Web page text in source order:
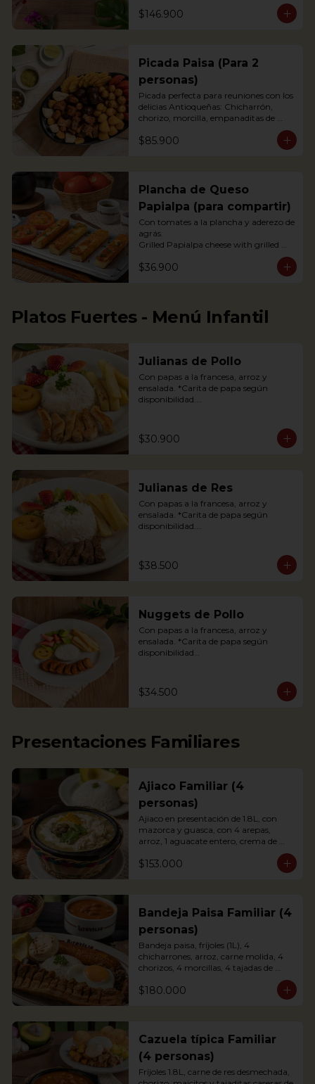
plancha, trocitos de carne de cerdo a la
plancha, trocitos de carne de res a la
$146.900
Picada Paisa (Para 2
personas)
Picada perfecta para reuniones con los
delicias Antioqueñas: Chicharrón,
chorizo, morcilla, empanaditas de
acompañada de arepas, limón y
$85.900
Plancha de Queso
Papialpa (para compartir)
Con tomates a la plancha y aderezo de
agrás.
Grilled Papialpa cheese with grilled
$36.900
Platos Fuertes - Menú Infantil
Julianas de Pollo
Con papas a la francesa, arroz y
ensalada. *Carita de papa según
disponibilidad.
happy face*, rice and salad.
*If available
$30.900
Julianas de Res
Con papas a la francesa, arroz y
ensalada. *Carita de papa según
disponibilidad.
potato happy face*, rice and salad.
*If available
$38.500
Nuggets de Pollo
Con papas a la francesa, arroz y
ensalada. *Carita de papa según
disponibilidad
children’s menu is served with french
fries, a potato happy face*, rice and
$34.500
Presentaciones Familiares
Ajiaco Familiar (4
personas)
Ajiaco en presentación de 1.8L, con
mazorca y guasca, con 4 arepas,
arroz, 1 aguacate entero, crema de
*La presentación de la foto es
$153.000
Bandeja Paisa Familiar (4
personas)
Bandeja paisa, fríjoles (1L), 4
chicharrones, arroz, carne molida, 4
chorizos, 4 morcillas, 4 tajadas de
maduro, 4 huevos fritos, 1 aguacate y
4 arepas.
$180.000
Cazuela típica Familiar
(4 personas)
Fríjoles 1.8L, carne de res desmechada,